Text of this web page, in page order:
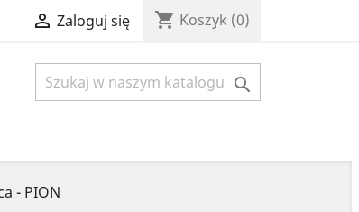
 Zaloguj się shopping_cart Koszyk (0)

- PION